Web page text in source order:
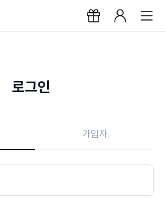
로그인
가입자